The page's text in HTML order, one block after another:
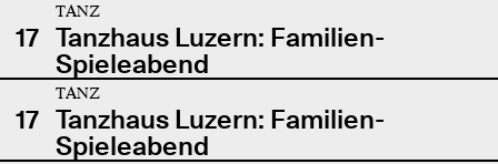
17
TANZ
Tanzhaus Luzern: Familien-
Spieleabend
17
TANZ
Tanzhaus Luzern: Familien-
Spieleabend